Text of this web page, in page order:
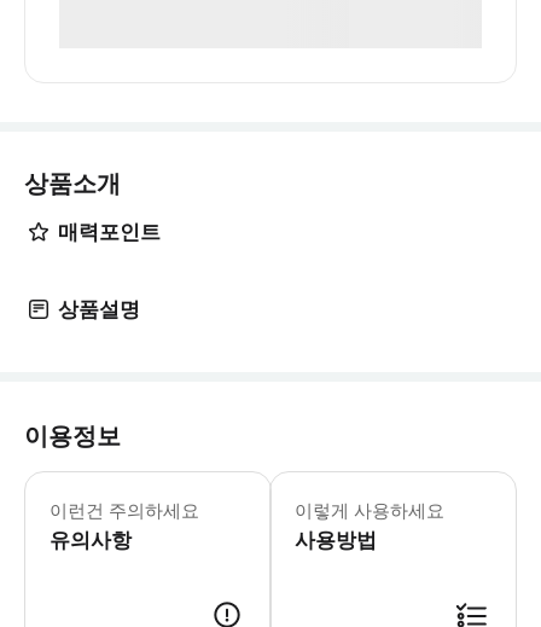
상품소개
매력포인트
상품설명
이용정보
이런건 주의하세요
유의사항
- 예약확정 * 영업일 기준 1일 이내에
- 추가요금표 * 추가 요금은 현금으
이렇게 사용하세요
사용방법